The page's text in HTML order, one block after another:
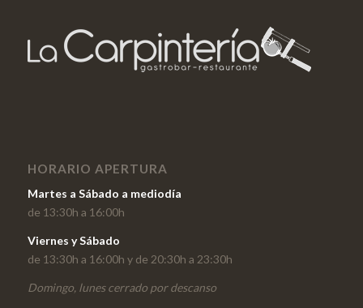
HORARIO APERTURA
Martes a Sábado a mediodía
de 13:30h a 16:00h
Viernes y Sábado
de 13:30h a 16:00h y de 20:30h a 23:30h
Domingo, lunes cerrado por descanso